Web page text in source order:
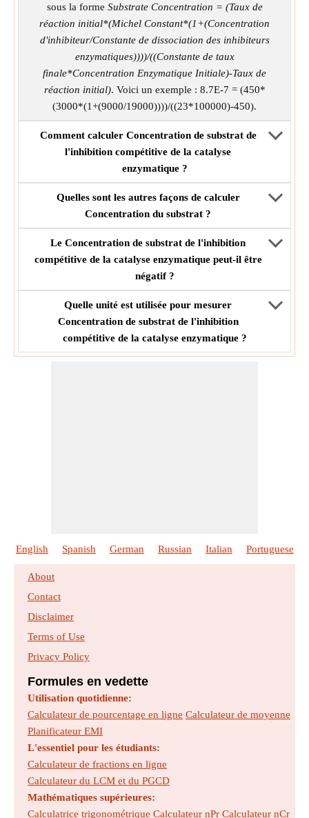
sous la forme Substrate Concentration = (Taux de
réaction initial*(Michel Constant*(1+(Concentration
d'inhibiteur/Constante de dissociation des inhibiteurs
enzymatiques))))/((Constante de taux
finale*Concentration Enzymatique Initiale)-Taux de
réaction initial). Voici un exemple : 8.7E-7 = (450*
(3000*(1+(9000/19000))))/((23*100000)-450).
Comment calculer Concentration de substrat de
l'inhibition compétitive de la catalyse
enzymatique ?
Quelles sont les autres façons de calculer
Concentration du substrat ?
Le Concentration de substrat de l'inhibition
compétitive de la catalyse enzymatique peut-il être
négatif ?
Quelle unité est utilisée pour mesurer
Concentration de substrat de l'inhibition
compétitive de la catalyse enzymatique ?
English Spanish German Russian Italian Portuguese
About
Contact
Disclaimer
Terms of Use
Privacy Policy
Formules en vedette
Utilisation quotidienne:
Calculateur de pourcentage en ligne Calculateur de moyenne
Planificateur EMI
L'essentiel pour les étudiants:
Calculateur de fractions en ligne
Calculateur du LCM et du PGCD
Mathématiques supérieures:
Calculatrice trigonométrique Calculateur nPr Calculateur nCr